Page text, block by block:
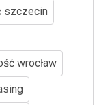
szczecin
wrocław